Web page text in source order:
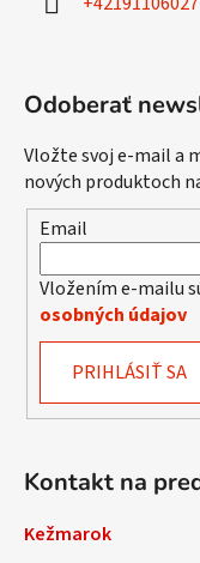
Odoberať
Vložte svoj e-mail a
nových produktoch
Email
Vložením e-mailu
osobných údajov
PRIHLÁSIŤ SA
Kontakt na
Kežmarok